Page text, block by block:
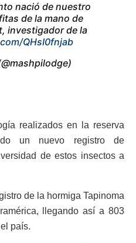
nació de nuestro
de la mano de
investigador de la
QHsI0fnjab
realizados en la reserva
un nuevo registro de
de estos insectos a
de la hormiga Tapinoma
llegando así a 803
país.